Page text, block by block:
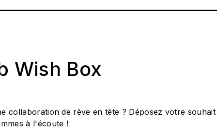
Wish Box
collaboration de rêve en tête ? Déposez votre souhait
à l'écoute !